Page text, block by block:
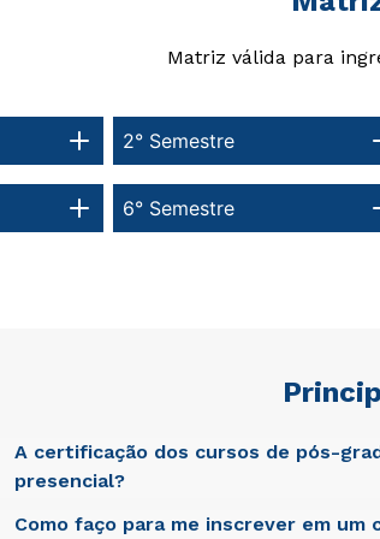
Matriz válida para
6° Semestre
2° Semestre
A certificação dos cursos de pós-
presencial?
Sed ut perspiciatis unde omnis iste natus
Como faço para me inscrever em